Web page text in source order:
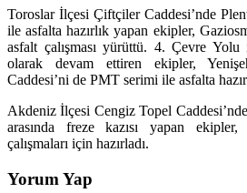
Toroslar İlçesi Çiftçiler Caddesi’nde
ile asfalta hazırlık yapan ekipler,
asfalt çalışması yürüttü. 4. Çevre Yolu
olarak devam ettiren ekipler,
Caddesi’ni de PMT serimi ile asfalta
Akdeniz İlçesi Cengiz Topel
arasında freze kazısı yapan
çalışmaları için hazırladı.
Yorum Yap